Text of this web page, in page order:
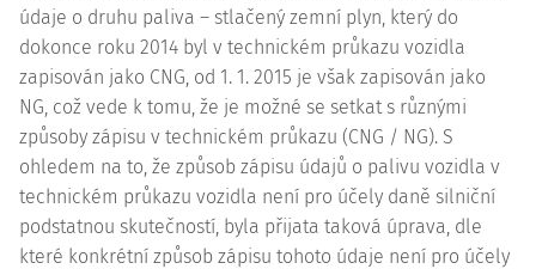
údaje o druhu paliva – stlačený zemní plyn, který do
dokonce roku 2014 byl v technickém průkazu vozidla
zapisován jako CNG, od 1. 1. 2015 je však zapisován jako
NG, což vede k tomu, že je možné se setkat s různými
způsoby zápisu v technickém průkazu (CNG / NG). S
ohledem na to, že způsob zápisu údajů o palivu vozidla v
technickém průkazu vozidla není pro účely daně silniční
podstatnou skutečností, byla přijata taková úprava, dle
které konkrétní způsob zápisu tohoto údaje není pro účely